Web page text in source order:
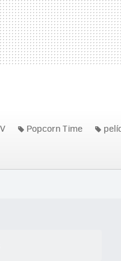
Popcorn Time